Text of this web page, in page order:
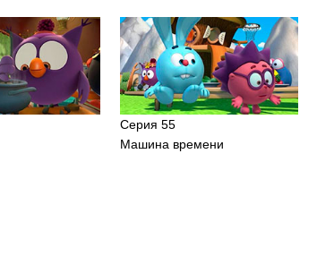
Серия 55
Машина времени